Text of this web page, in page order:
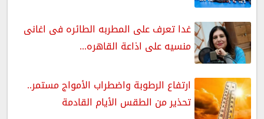
غدا تعرف على المطربه الطائره فى اغانى
منسيه على اذاعة القاهره...
ارتفاع الرطوبة واضطراب الأمواج مستمر..
تحذير من الطقس الأيام القادمة